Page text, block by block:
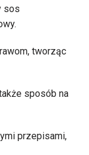
sos
tworząc
sposób na
przepisami,